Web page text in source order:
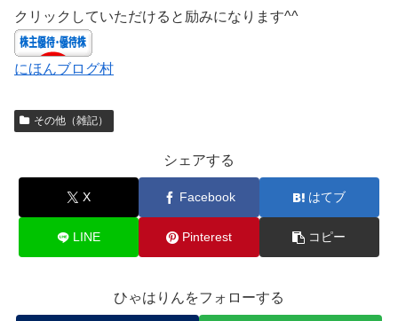
クリックしていただけると励みになります^^
にほんブログ村
その他（雑記）
シェアする
X Facebook はてブ
LINE Pinterest コピー
ひゃはりんをフォローする